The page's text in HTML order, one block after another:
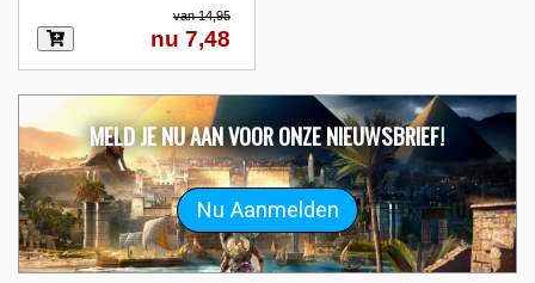
van 14,95
nu 7,48
MELD JE NU AAN VOOR ONZE NIEUWSBRIEF!